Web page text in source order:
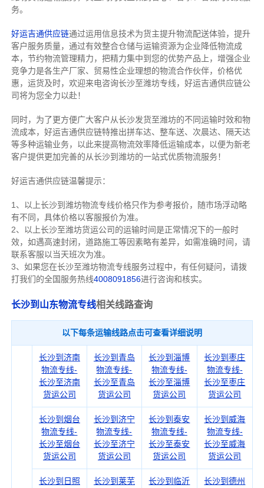
务。
好运吉通供应链通过运用信息技术为货主提升物流配送体验，提升
客户服务质量，通过有效整合仓储与运输资源为企业降低物流成
本，节约物流管理精力，把精力集中到您的优势产品上，增强企业
竞争力是各生产厂家、贸易性企业理想的物流合作伙伴，价格优
惠，运货及时，欢迎来电咨询长沙至潍坊专线，好运吉通供应链公
司将为您全力以赴！
同时，为了更方便广大客户从长沙发货至潍坊的不同运输时效和物
流成本，好运吉通供应链特推出拼车达、整车送、次晨达、隔天达
等多种运输业务，以此来提高物流效率降低运输成本，以便为新老
客户提供更加完善的从长沙到潍坊的一站式优质物流服务！
好运吉通供应链温馨提示：
1、以上长沙到潍坊物流专线价格只作为参考报价，随市场浮动略
有不同，具体价格以客服报价为准。
2、以上长沙至潍坊货运公司的运输时间是正常情况下的一般时
效，如遇高速封闭，道路施工等因素略有差异，如需准确时间，请
联系客服以当天班次为准。
3、如果您在长沙至潍坊物流专线服务过程中，有任何疑问，请拨
打我们的全国服务热线4008091856进行咨询和核实。
长沙到山东物流专线相关线路查询
以下每条运输线路点击可查看详细说明
长沙到济南
物流专线-
长沙至济南
货运公司
长沙到青岛
物流专线-
长沙至青岛
货运公司
长沙到淄博
物流专线-
长沙至淄博
货运公司
长沙到枣庄
物流专线-
长沙至枣庄
货运公司
长沙到烟台
物流专线-
长沙至烟台
货运公司
长沙到济宁
物流专线-
长沙至济宁
货运公司
长沙到泰安
物流专线-
长沙至泰安
货运公司
长沙到威海
物流专线-
长沙至威海
货运公司
长沙到日照
长沙到莱芜
长沙到临沂
长沙到德州